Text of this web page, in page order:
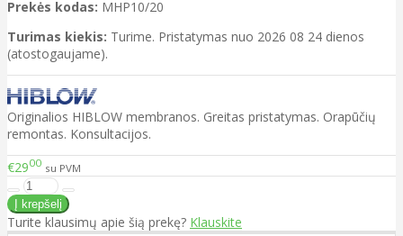
Prekės kodas: MHP10/20
Turimas kiekis: Turime. Pristatymas nuo 2026 08 24 dienos
(atostogaujame).
Originalios HIBLOW membranos. Greitas pristatymas. Orapūčių
remontas. Konsultacijos.
€2900 su PVM
Turite klausimų apie šią prekę? Klauskite